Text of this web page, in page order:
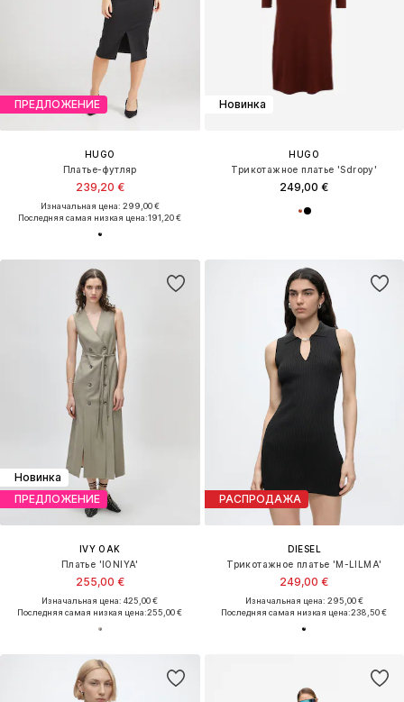
ПРЕДЛОЖЕНИЕ
HUGO
Платье-футляр
239,20 €
Изначальная цена: 299,00 €
Последняя самая низкая цена:191,20 €
Новинка
HUGO
Трикотажное платье 'Sdropy'
249,00 €
Новинка
ПРЕДЛОЖЕНИЕ
IVY OAK
Платье 'IONIYA'
255,00 €
Изначальная цена: 425,00 €
Последняя самая низкая цена:255,00 €
РАСПРОДАЖА
DIESEL
Трикотажное платье 'M-LILMA'
249,00 €
Изначальная цена: 295,00 €
Последняя самая низкая цена:238,50 €